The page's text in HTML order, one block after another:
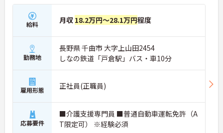
給料 月収 18.2万円～28.1万円程度
勤務地
長野県 千曲市 大字上山田2454
しなの鉄道「戸倉駅」バス・車10分
雇用形態 正社員(正職員)
応募要件
■介護支援専門員 ■普通自動車運転免許（A
T限定可） ※経験必須